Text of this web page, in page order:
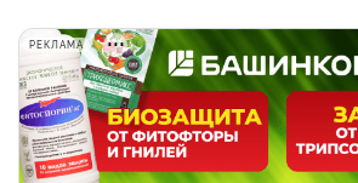
РЕКЛАМА